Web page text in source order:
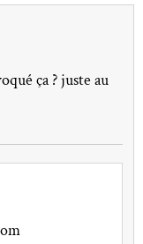
ça ? juste au